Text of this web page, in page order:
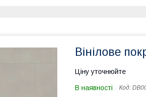
Вінілове
Ціну уточнюйте
В наявності Код: